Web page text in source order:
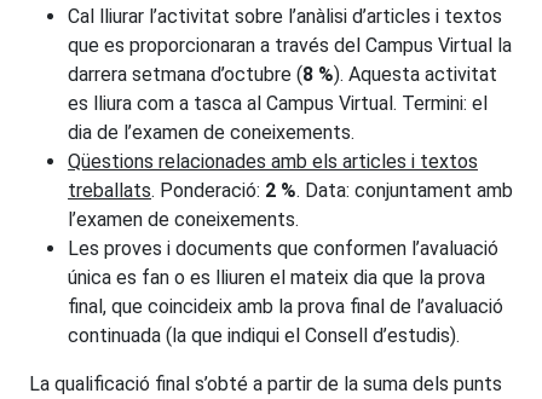
Cal lliurar l’activitat sobre l’anàlisi d’articles i textos
que es proporcionaran a través del Campus Virtual la
darrera setmana d’octubre (8 %). Aquesta activitat
es lliura com a tasca al Campus Virtual. Termini: el
dia de l’examen de coneixements.
Qüestions relacionades amb els articles i textos
treballats. Ponderació: 2 %. Data: conjuntament amb
l’examen de coneixements.
Les proves i documents que conformen l’avaluació
única es fan o es lliuren el mateix dia que la prova
final, que coincideix amb la prova final de l’avaluació
continuada (la que indiqui el Consell d’estudis).
La qualificació final s’obté a partir de la suma dels punts